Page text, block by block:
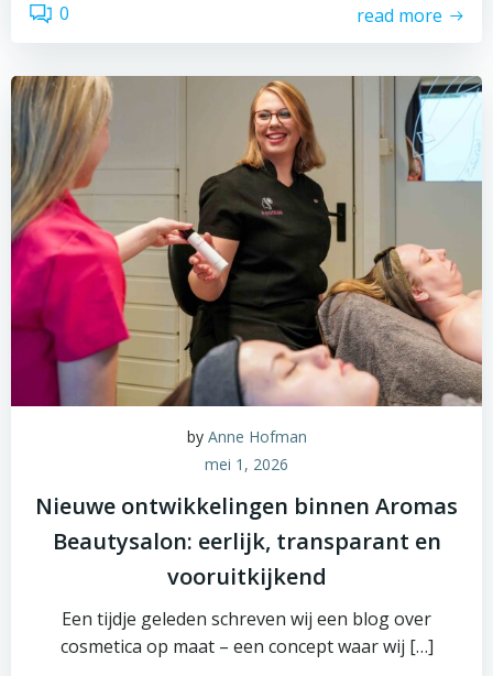
0 read more
by Anne Hofman
mei 1, 2026
Nieuwe ontwikkelingen binnen Aromas
Beautysalon: eerlijk, transparant en
vooruitkijkend
Een tijdje geleden schreven wij een blog over
cosmetica op maat – een concept waar wij […]